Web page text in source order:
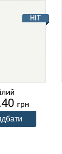
грн